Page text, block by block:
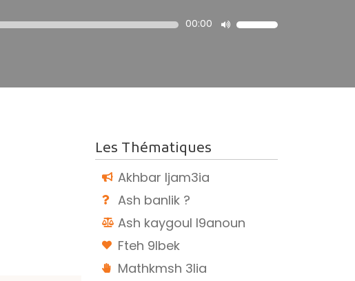
00:00
Utilisez
haut/bas
diminuer
Les Thématiques
Akhbar ljam3ia
Ash banlik ?
Ash kaygoul l9anoun
Fteh 9lbek
Mathkmsh 3lia